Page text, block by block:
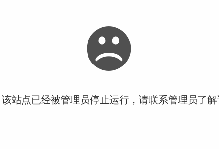
站点已经被管理员停止运行，请联系管理员了